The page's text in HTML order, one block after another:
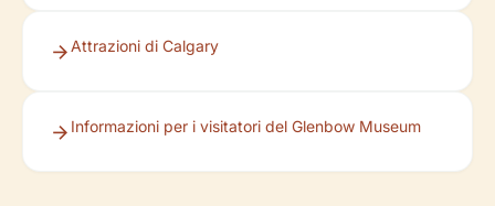
Attrazioni di Calgary
Informazioni per i visitatori del Glenbow Museum